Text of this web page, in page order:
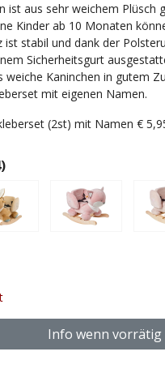
ist aus sehr weichem Plüsch
Kinder ab 10 Monaten
ist stabil und dank der
Sicherheitsgurt
weiche Kaninchen in gutem
mit eigenen Namen.
(2st) mit Namen €
Info wenn vorrätig